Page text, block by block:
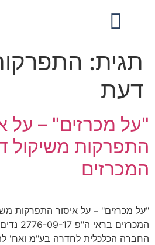
תגית:
דעת
"על מכרזים" – על
התפרקות משיקול
המכרזים
"על מכרזים" – על איסור התפרקות
המכרזים
החברה הכלכלית לחדרה בע"מ ואח'